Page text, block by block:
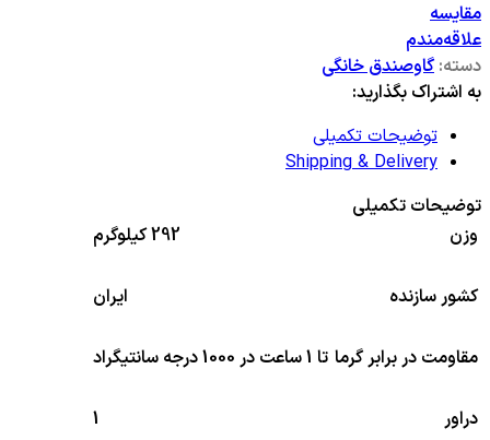
مقایسه
علاقه‌مندم
دسته: گاوصندق خانگی
به اشتراک بگذارید:
توضیحات تکمیلی
Shipping & Delivery
توضیحات تکمیلی
وزن
292 کیلوگرم
کشور سازنده ایران
مقاومت در برابر گرما تا 1 ساعت در 1000 درجه سانتیگراد
دراور 1